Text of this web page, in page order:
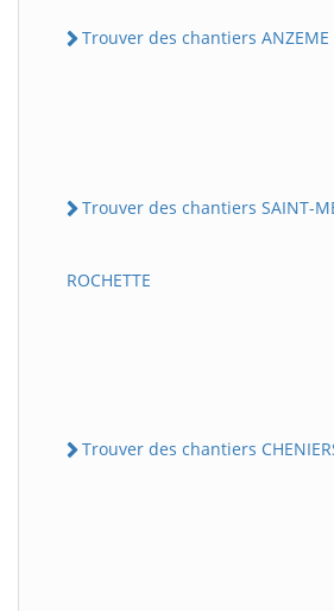
Trouver des chantiers ANZEME
Trouver des chantiers SAINT-
ROCHETTE
Trouver des chantiers